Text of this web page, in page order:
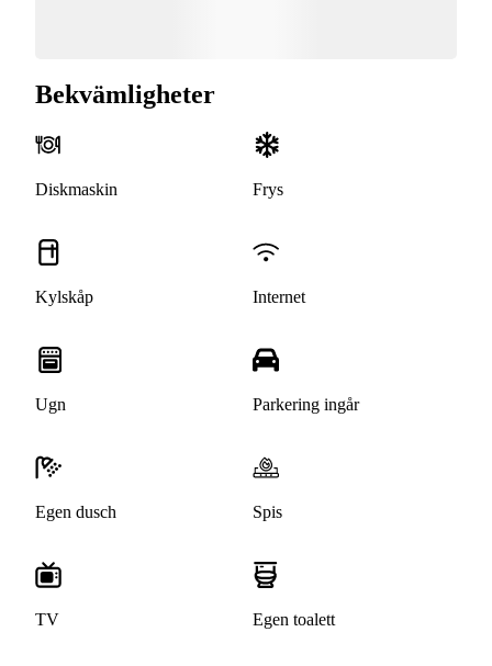
Bekvämligheter
Diskmaskin Frys
Kylskåp Internet
Ugn Parkering ingår
Egen dusch Spis
TV Egen toalett